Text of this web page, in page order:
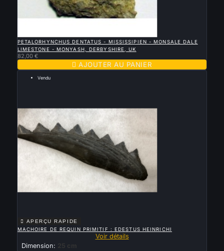
PETALORHYNCHUS DENTATUS - MISSISSIPIEN - MONSALE DALE
LIMESTONE - MONYASH, DERBYSHIRE, UK
82,00 €
 AJOUTER AU PANIER
Vendu

APERÇU RAPIDE
MACHOIRE DE REQUIN PRIMITIF : EDESTUS HEINRICHI
Voir détails
Dimension:
25 cm